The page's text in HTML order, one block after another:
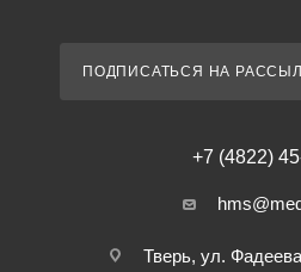
ПОДПИСАТЬСЯ НА
+7 (4822)
Тверь, ул.